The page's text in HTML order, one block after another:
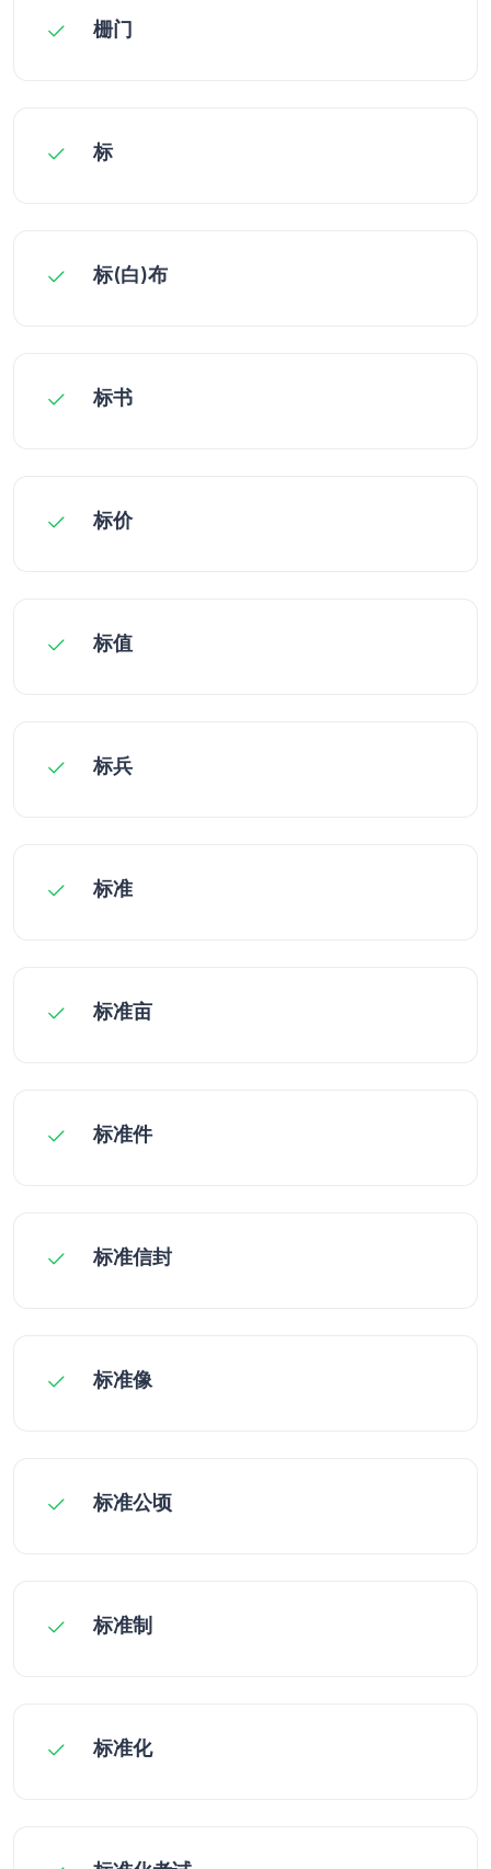
栅门
标
标(白)布
标书
标价
标值
标兵
标准
标准亩
标准件
标准信封
标准像
标准公顷
标准制
标准化